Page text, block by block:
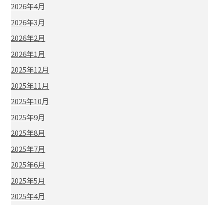
2026年4月
2026年3月
2026年2月
2026年1月
2025年12月
2025年11月
2025年10月
2025年9月
2025年8月
2025年7月
2025年6月
2025年5月
2025年4月